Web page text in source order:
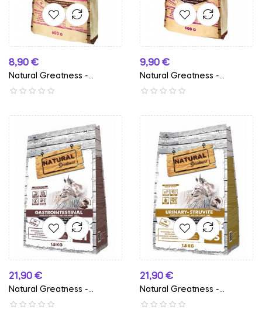
Preço
8,90 €
Natural Greatness -...
Preço
9,90 €
Natural Greatness -...
Preço
21,90 €
Natural Greatness -...
Preço
21,90 €
Natural Greatness -...